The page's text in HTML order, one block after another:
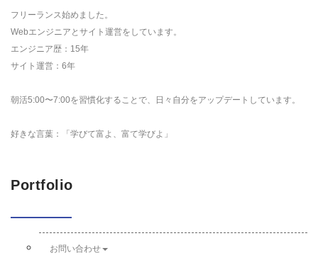
フリーランス始めました。
Webエンジニアとサイト運営をしています。
エンジニア歴：15年
サイト運営：6年
朝活5:00〜7:00を習慣化することで、日々自分をアップデートしています。
好きな言葉：「学びて富よ、富て学びよ」
Portfolio
お問い合わせ